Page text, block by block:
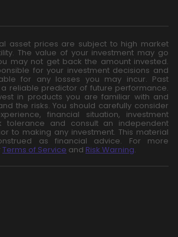
asset prices are subject to high market
The value of your investment may go
may not get back the amount invested.
for your investment decisions and
for any losses you may incur. Past
reliable predictor of future performance.
in products you are familiar with and
the risks. You should carefully consider
financial situation, investment
tolerance and consult an independent
to making any investment. This material
as financial advice. For more
Terms of Service and Risk Warning.